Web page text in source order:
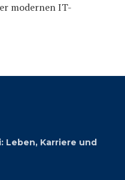
modernen IT-
Leben, Karriere und